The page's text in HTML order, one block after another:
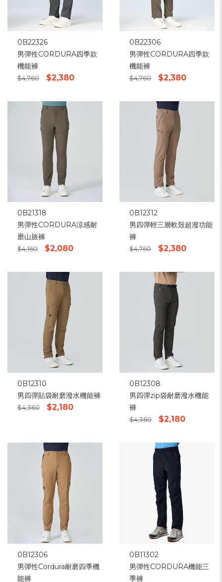
0B22326
男彈性CORDURA四季款
機能褲
$4,760 $2,380
0B22306
男彈性CORDURA四季款
機能褲
$4,760 $2,380
0B21318
男彈性CORDURA涼感耐
磨山旅褲
$4,160 $2,080
0B12312
男四彈輕三層軟殼超潑功能
褲
$4,760 $2,380
0B12310
男四彈貼袋耐磨潑水機能褲
$4,360 $2,180
0B12308
男四彈zip袋耐磨潑水機能
褲
$4,360 $2,180
0B12306
男彈性Cordura耐磨四季機
能褲
0B11302
男彈性CORDURA機能三
季褲